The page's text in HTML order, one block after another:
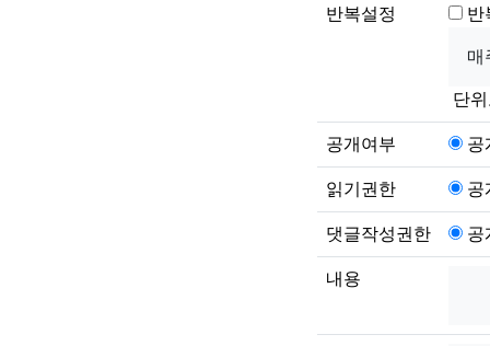
반복설정
단
공개여부
읽기권한
댓글작성권한
내용